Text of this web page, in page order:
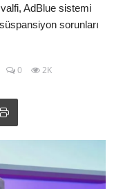
AdBlue sistemi
sorunları
0 2K